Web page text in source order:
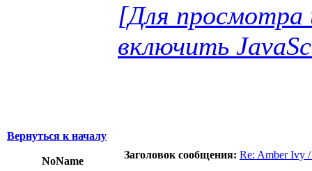
[Для просмотра
включить
Вернуться к началу
NoName
Заголовок сообщения: Re: Amber Ivy